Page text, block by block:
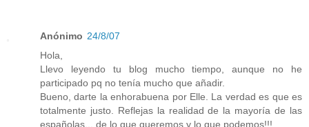
Anónimo 24/8/07
Hola,
Llevo leyendo tu blog mucho tiempo, aunque no he
participado pq no tenía mucho que añadir.
Bueno, darte la enhorabuena por Elle. La verdad es que es
totalmente justo. Reflejas la realidad de la mayoría de las
españolas... de lo que queremos y lo que podemos!!!